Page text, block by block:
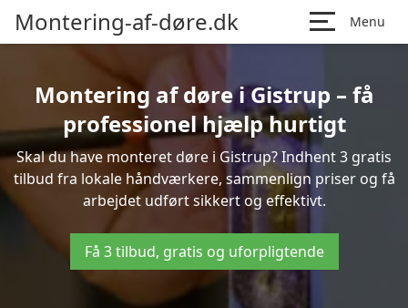
Montering-af-døre.dk Menu
Montering af døre i Gistrup – få
professionel hjælp hurtigt
Skal du have monteret døre i Gistrup? Indhent 3 gratis
tilbud fra lokale håndværkere, sammenlign priser og få
arbejdet udført sikkert og effektivt.
Få 3 tilbud, gratis og uforpligtende